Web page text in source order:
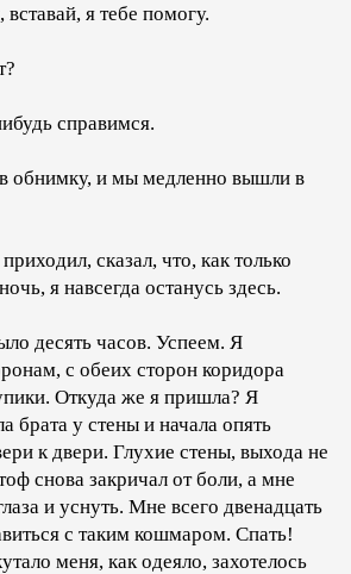
я тебе помогу.
справимся.
обнимку, и мы медленно вышли в
сказал, что, как только
я навсегда останусь здесь.
десять часов. Успеем. Я
с обеих сторон коридора
Откуда же я пришла? Я
брата у стены и начала опять
к двери. Глухие стены, выхода не
снова закричал от боли, а мне
и уснуть. Мне всего двенадцать
с таким кошмаром. Спать!
меня, как одеяло, захотелось